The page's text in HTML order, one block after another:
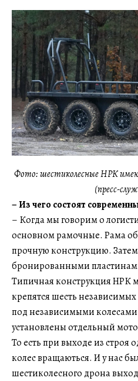
Фото: шестиколесные НРК
(пресс-
–Из чего состоят
– Когда мы говорим о
основном рамочные. Рама
прочную конструкцию.
бронированными
Типичная конструкция НРК
крепятся шесть
под независимыми
установлены отдельный
То есть при выходе из строя
колес вращаються. И у нас
шестиколесного дрона